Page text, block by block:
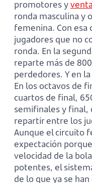
promotores yventa
ronda masculina y
femenina. Con esa
jugadores que no
ronda. En la
reparte más de
perdedores. Y en
En los octavos de
cuartos de final,
semifinales y final,
repartir entre los
Aunque el circuito
expectación
velocidad de la
potentes, el
de lo que ya se